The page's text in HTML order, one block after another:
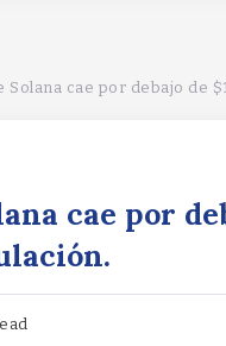
Solana cae por debajo de
cae por